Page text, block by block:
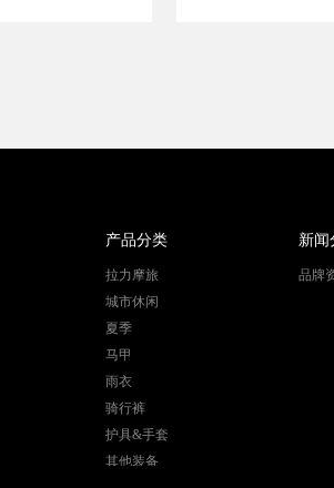
拉力摩旅
城市休闲
夏季
马甲
雨衣
骑行裤
护具&手套
其他装备
品牌
产品分类 新闻